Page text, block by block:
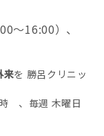
～16:00）、
来を 勝呂クリニッ
、毎週 木曜日